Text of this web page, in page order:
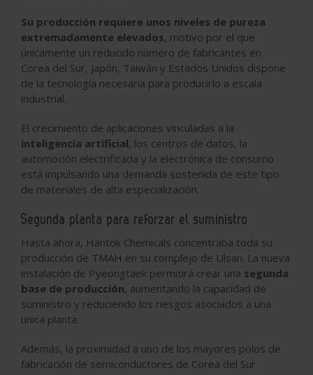
Su producción requiere unos niveles de pureza
extremadamente elevados, motivo por el que
únicamente un reducido número de fabricantes en
Corea del Sur, Japón, Taiwán y Estados Unidos dispone
de la tecnología necesaria para producirlo a escala
industrial.
El crecimiento de aplicaciones vinculadas a la
inteligencia artificial, los centros de datos, la
automoción electrificada y la electrónica de consumo
está impulsando una demanda sostenida de este tipo
de materiales de alta especialización.
Segunda planta para reforzar el suministro
Hasta ahora, Hantok Chemicals concentraba toda su
producción de TMAH en su complejo de Ulsan. La nueva
instalación de Pyeongtaek permitirá crear una segunda
base de producción, aumentando la capacidad de
suministro y reduciendo los riesgos asociados a una
única planta.
Además, la proximidad a uno de los mayores polos de
fabricación de semiconductores de Corea del Sur